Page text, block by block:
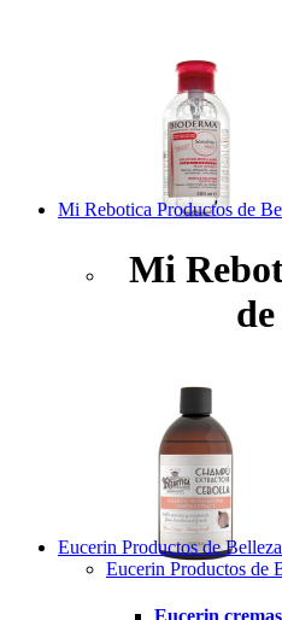
Mi Rebotica Productos de
Mi
Eucerin Productos de Belleza
Eucerin Productos de
Eucerin